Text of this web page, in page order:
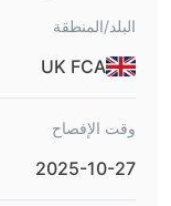
البلد/المنطقة
UK FCA
وقت الإفصاح
2025-10-27